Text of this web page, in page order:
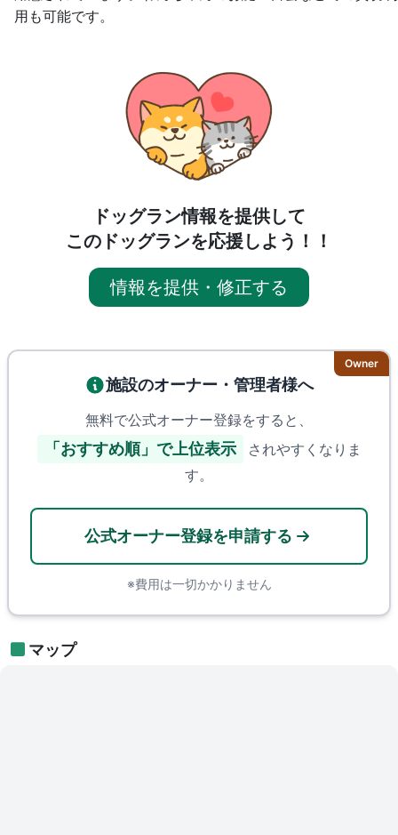
用も可能です。
ドッグラン情報を提供して
このドッグランを応援しよう！！
情報を提供・修正する
Owner
施設のオーナー・管理者様へ
無料で公式オーナー登録をすると、
「おすすめ順」で上位表示
されやすくなりま
す。
公式オーナー登録を申請する
※費用は一切かかりません
マップ